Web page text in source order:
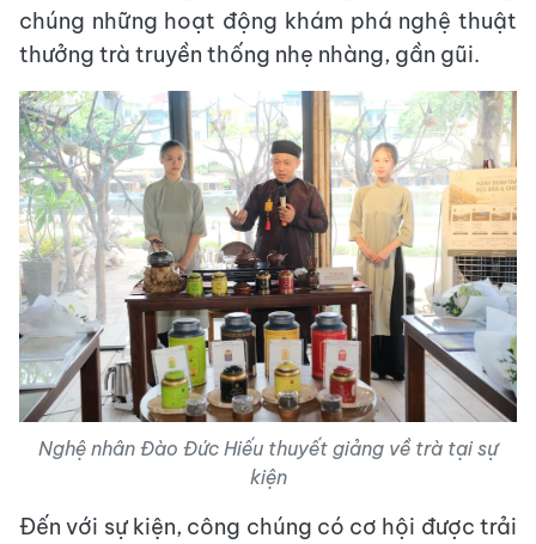
chúng những hoạt động khám phá nghệ thuật
thưởng trà truyền thống nhẹ nhàng, gần gũi.
Nghệ nhân Đào Đức Hiếu thuyết giảng về trà tại sự
kiện
Đến với sự kiện, công chúng có cơ hội được trải